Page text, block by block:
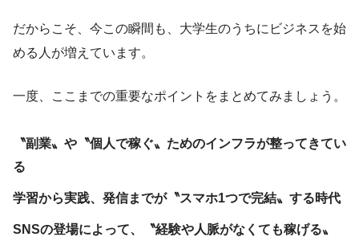
だからこそ、今この瞬間も、大学生のうちにビジネスを始
める人が増えています。
一度、ここまでの重要なポイントをまとめてみましょう。
〝副業〟や〝個人で稼ぐ〟ためのインフラが整ってきてい
る
学習から実践、発信までが〝スマホ1つで完結〟する時代
SNSの登場によって、〝経験や人脈がなくても稼げる〟